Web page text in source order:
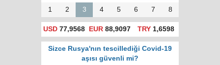
1 2 3 4 5 6 7 8
USD 77,9568 EUR 88,9097 TRY1,6598
Sizce Rusya'nın tescillediği Covid-19
aşısı güvenli mi?